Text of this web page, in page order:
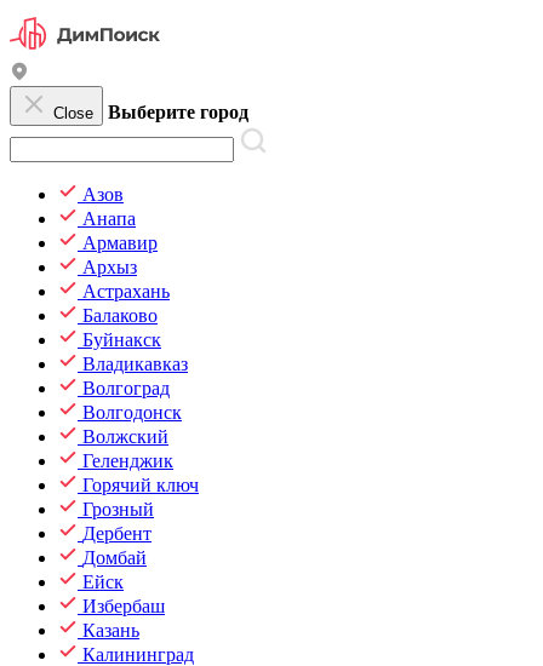
Close Выберите город
Азов
Анапа
Армавир
Архыз
Астрахань
Балаково
Буйнакск
Владикавказ
Волгоград
Волгодонск
Волжский
Геленджик
Горячий ключ
Грозный
Дербент
Домбай
Ейск
Избербаш
Казань
Калининград